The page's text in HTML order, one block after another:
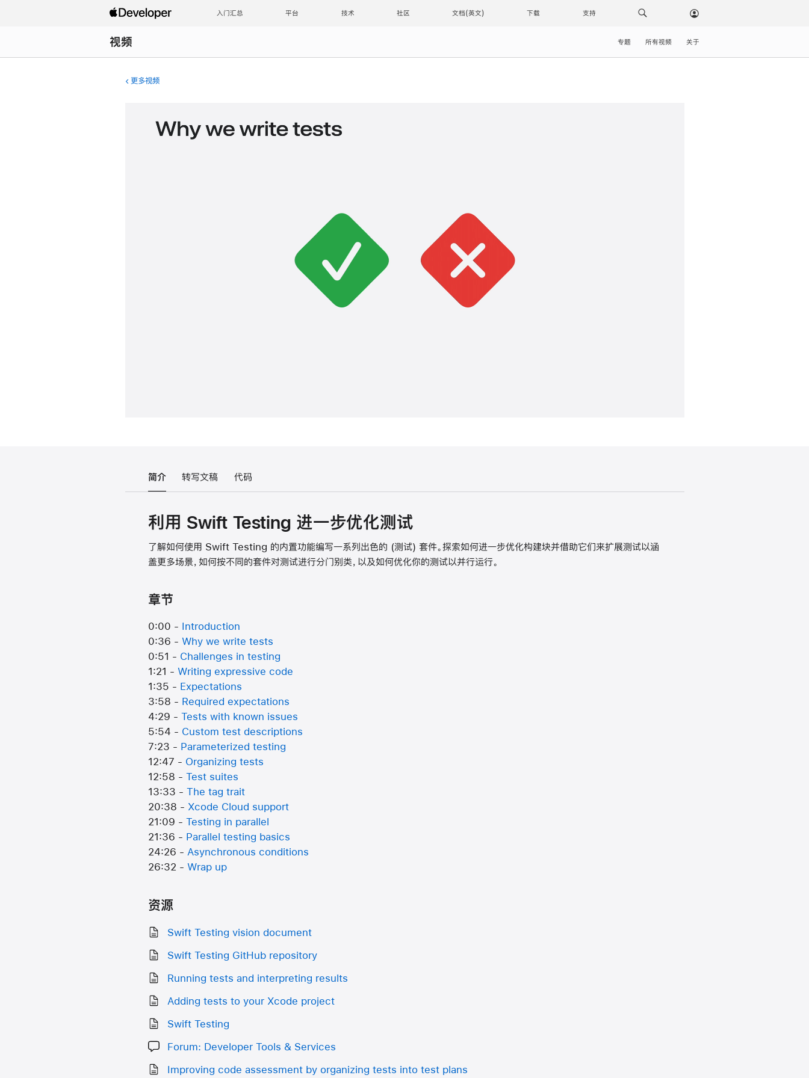
入门汇总 平台 技术 社区 文档 下载 支持
视频 专题 所有视频 关于
更多视频
简介 转写文稿 代码
利用 Swift Testing 进一步优化测试
了解如何使用 Swift Testing 的内置功能编写一系列出色的 (测试) 套件。探索如何进一步优化构建块并借助它们来扩展测试以涵
盖更多场景，如何按不同的套件对测试进行分门别类，以及如何优化你的测试以并行运行。
章节
0:00 -
Introduction
0:36 -Why we write tests
0:51 - Challenges in testing
1:21 -Writing expressive code
1:35 - Expectations
3:58 - Required expectations
4:29 -Tests with known issues
5:54 - Custom test descriptions
7:23 - Parameterized testing
12:47 - Organizing tests
12:58 -Test suites
13:33 -The tag trait
20:38 - Xcode Cloud support
21:09 -Testing in parallel
21:36 - Parallel testing basics
24:26 - Asynchronous conditions
26:32 -Wrap up
资源
Swift Testing vision document
Swift Testing GitHub repository
Running tests and interpreting results
Adding tests to your Xcode project
Swift Testing
Forum: Developer Tools & Services
Improving code assessment by organizing tests into test plans